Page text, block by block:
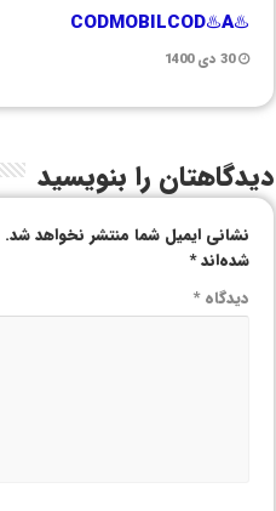
♨️CODMOBILCOD♨️A
30 دی 1400
دیدگاهتان را بنویسید
نشانی ایمیل شما منتشر نخواهد شد.
شده‌اند*
دیدگاه*